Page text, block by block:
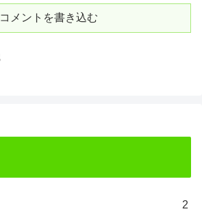
コメントを書き込む
2